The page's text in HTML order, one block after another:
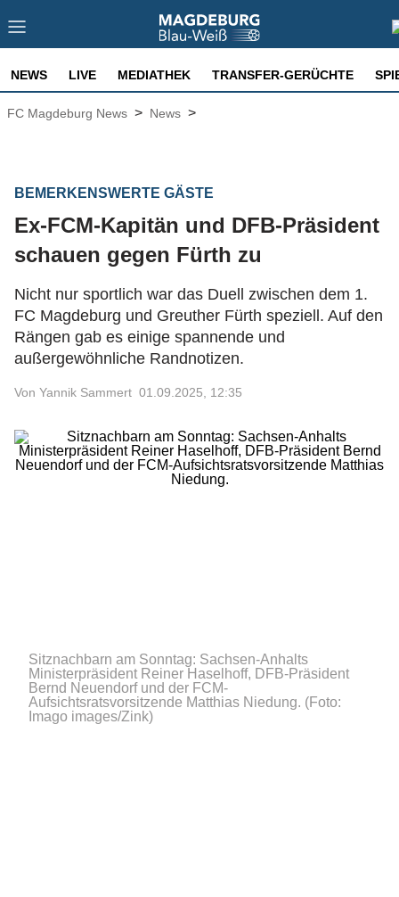
NEWS LIVE MEDIATHEK TRANSFER-GERÜCHTE
FC Magdeburg News > News >
BEMERKENSWERTE GÄSTE
Ex-FCM-Kapitän und DFB-Präsident
schauen gegen Fürth zu
Nicht nur sportlich war das Duell zwischen dem 1.
FC Magdeburg und Greuther Fürth speziell. Auf den
Rängen gab es einige spannende und
außergewöhnliche Randnotizen.
Von Yannik Sammert 01.09.2025, 12:35
Sitznachbarn am Sonntag: Sachsen-Anhalts
Ministerpräsident Reiner Haselhoff, DFB-Präsident
Bernd Neuendorf und der FCM-
Aufsichtsratsvorsitzende Matthias Niedung. (Foto:
Imago images/Zink)